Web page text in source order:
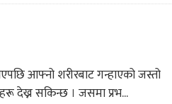
आफ्नो शरीरबाट गन्हाएको जस्तो
देख्न सकिन्छ । जसमा प्रभ...